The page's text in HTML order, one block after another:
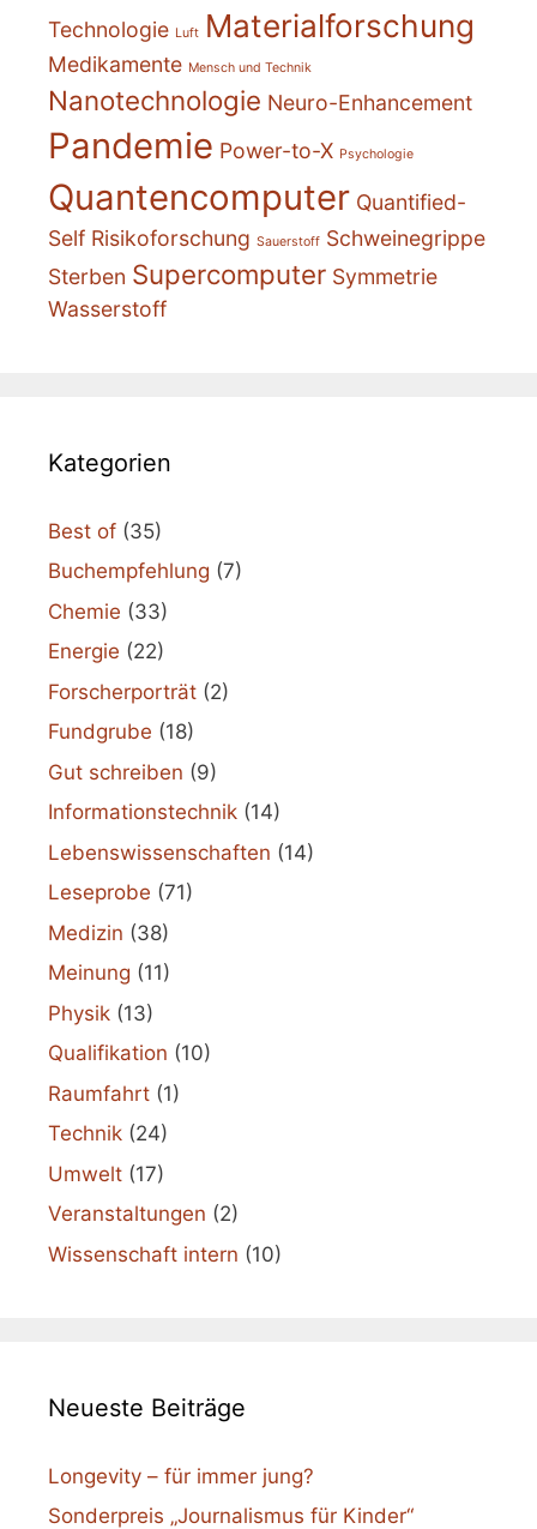
Technologie Luft Materialforschung
Medikamente Mensch und Technik
Nanotechnologie Neuro-Enhancement
Pandemie Power-to-X Psychologie
Quantencomputer Quantified-
Self Risikoforschung Sauerstoff Schweinegrippe
Sterben Supercomputer Symmetrie
Wasserstoff
Kategorien
Best of (35)
Buchempfehlung (7)
Chemie (33)
Energie (22)
Forscherporträt (2)
Fundgrube (18)
Gut schreiben (9)
Informationstechnik (14)
Lebenswissenschaften (14)
Leseprobe (71)
Medizin (38)
Meinung (11)
Physik (13)
Qualifikation (10)
Raumfahrt (1)
Technik (24)
Umwelt (17)
Veranstaltungen (2)
Wissenschaft intern (10)
Neueste Beiträge
Longevity – für immer jung?
Sonderpreis „Journalismus für Kinder“